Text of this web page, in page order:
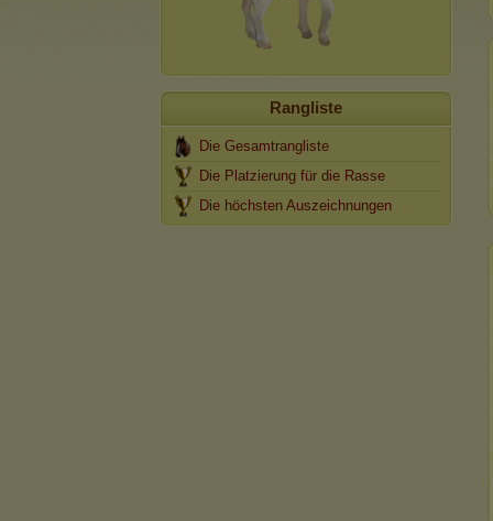
Rangliste
Die Gesamtrangliste
Die Platzierung für die Rasse
Die höchsten Auszeichnungen